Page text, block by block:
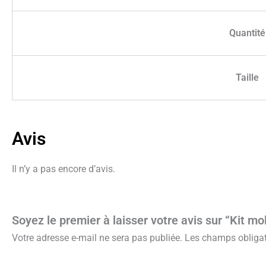
Quantité
Taille
Avis
Il n’y a pas encore d’avis.
Soyez le premier à laisser votre avis sur “Kit
Votre adresse e-mail ne sera pas publiée. Les champs